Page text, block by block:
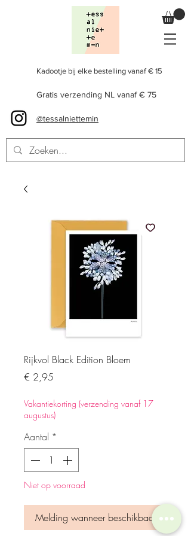
Kadootje bij elke bestelling vanaf € 15
Gratis verzending NL vanaf € 75
@tessalniettemin
Rijkvol Black Edition Bloem
€ 2,95
Vakantiekorting (verzending vanaf 17
augustus)
Aantal *
Niet op voorraad
Melding wanneer beschikbaar